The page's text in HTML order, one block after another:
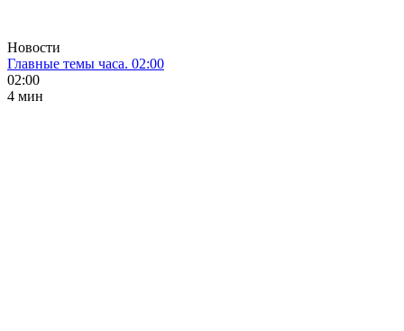
Новости
Главные темы часа. 02:00
02:00
4 мин